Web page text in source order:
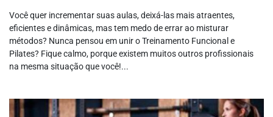
Você quer incrementar suas aulas, deixá-las mais atraentes,
eficientes e dinâmicas, mas tem medo de errar ao misturar
métodos? Nunca pensou em unir o Treinamento Funcional e
Pilates? Fique calmo, porque existem muitos outros profissionais
na mesma situação que você!...